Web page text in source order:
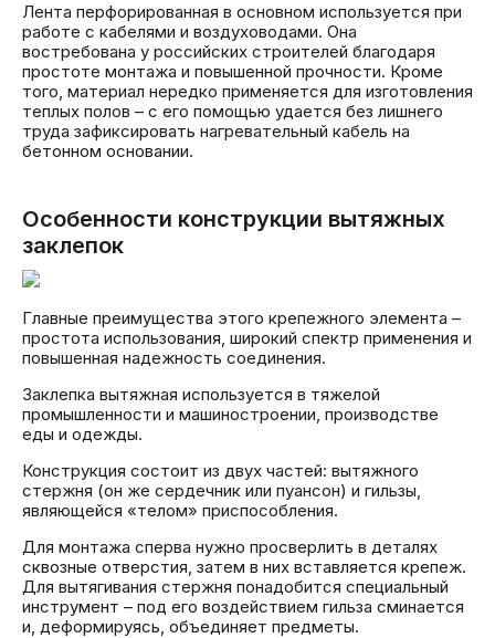
Лента перфорированная в основном используется при
работе с кабелями и воздуховодами. Она
востребована у российских строителей благодаря
простоте монтажа и повышенной прочности. Кроме
того, материал нередко применяется для изготовления
теплых полов – с его помощью удается без лишнего
труда зафиксировать нагревательный кабель на
бетонном основании.
Особенности конструкции вытяжных
заклепок
Главные преимущества этого крепежного элемента –
простота использования, широкий спектр применения и
повышенная надежность соединения.
Заклепка вытяжная используется в тяжелой
промышленности и машиностроении, производстве
еды и одежды.
Конструкция состоит из двух частей: вытяжного
стержня (он же сердечник или пуансон) и гильзы,
являющейся «телом» приспособления.
Для монтажа сперва нужно просверлить в деталях
сквозные отверстия, затем в них вставляется крепеж.
Для вытягивания стержня понадобится специальный
инструмент – под его воздействием гильза сминается
и, деформируясь, объединяет предметы.